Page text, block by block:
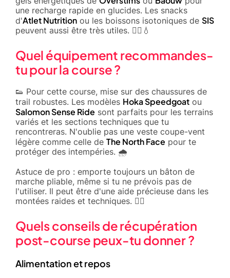
une recharge rapide en glucides. Les snacks
d'Atlet Nutrition ou les boissons isotoniques de SIS
peuvent aussi être très utiles. 🏃‍♂️💧
Quel équipement recommandes-
tu pour la course ?
👟 Pour cette course, mise sur des chaussures de
trail robustes. Les modèles Hoka Speedgoat ou
Salomon Sense Ride sont parfaits pour les terrains
variés et les sections techniques que tu
rencontreras. N'oublie pas une veste coupe-vent
légère comme celle de The North Face pour te
protéger des intempéries. 🌧️
Astuce de pro : emporte toujours un bâton de
marche pliable, même si tu ne prévois pas de
l'utiliser. Il peut être d'une aide précieuse dans les
montées raides et techniques. 🚶‍♂️
Quels conseils de récupération
post-course peux-tu donner ?
Alimentation et repos